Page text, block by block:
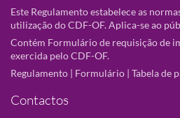
Este Regulamento estabelece as
utilização do CDF-OF. Aplica-se ao
Contém Formulário de requisição de
exercida pelo CDF-OF.
Regulamento | Formulário | Tabela de
Contactos